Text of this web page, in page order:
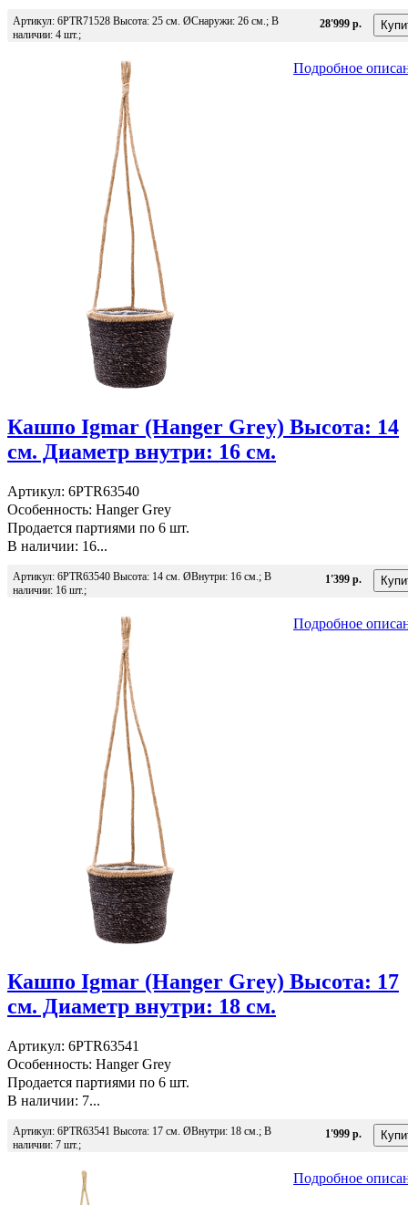
Артикул: 6PTR71528 Высота: 25 см. ØСнаружи: 26 см.; В
наличии: 4 шт.;
28'999 р.
Подробное
Кашпо Igmar (Hanger Grey) Высота: 14
см. Диаметр внутри: 16 см.
Артикул: 6PTR63540
Особенность: Hanger Grey
Продается партиями по 6 шт.
В наличии: 16...
Артикул: 6PTR63540 Высота: 14 см. ØВнутри: 16 см.; В
наличии: 16 шт.;
1'399 р.
Подробное
Кашпо Igmar (Hanger Grey) Высота: 17
см. Диаметр внутри: 18 см.
Артикул: 6PTR63541
Особенность: Hanger Grey
Продается партиями по 6 шт.
В наличии: 7...
Артикул: 6PTR63541 Высота: 17 см. ØВнутри: 18 см.; В
наличии: 7 шт.;
1'999 р.
Подробное